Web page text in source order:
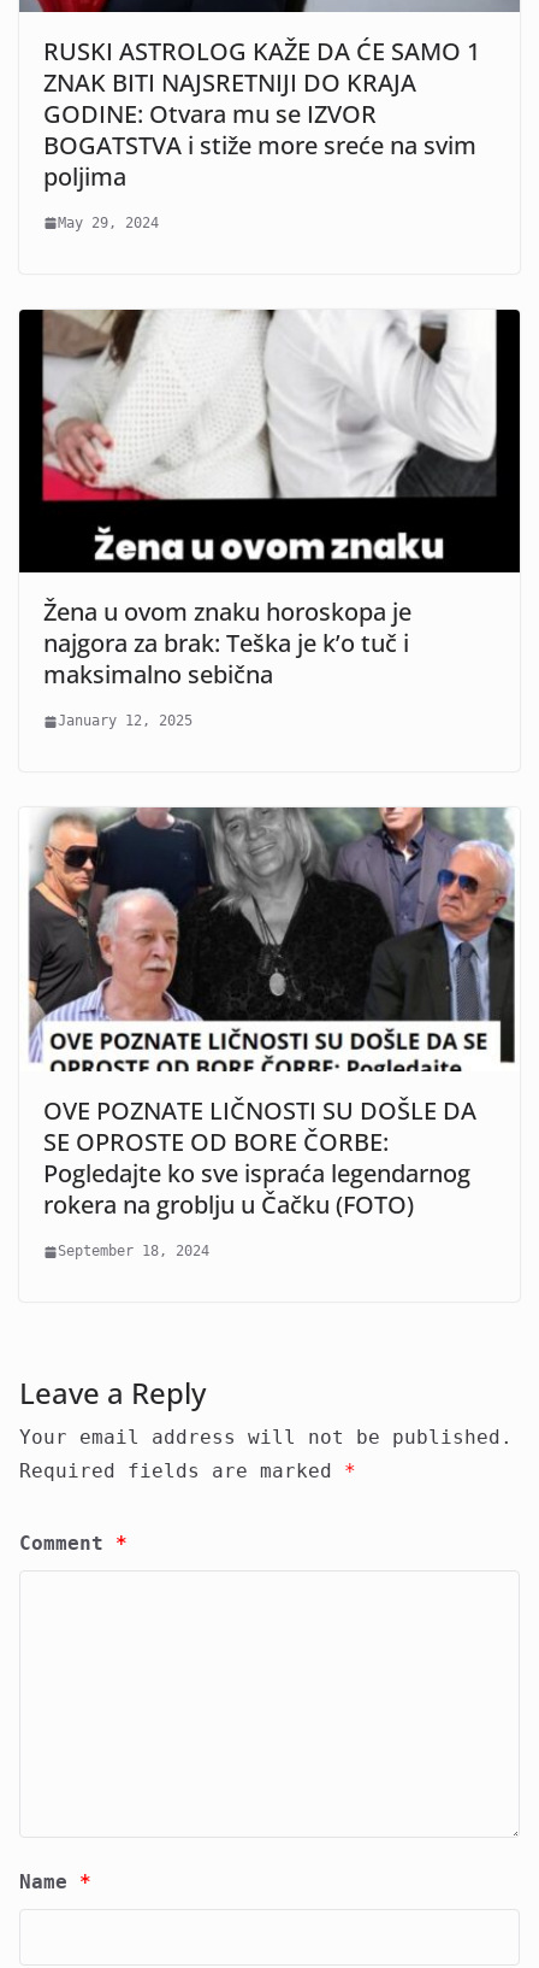
RUSKI ASTROLOG KAŽE DA ĆE SAMO 1
ZNAK BITI NAJSRETNIJI DO KRAJA
GODINE: Otvara mu se IZVOR
BOGATSTVA i stiže more sreće na svim
poljima
May 29, 2024
Žena u ovom znaku horoskopa je
najgora za brak: Teška je k’o tuč i
maksimalno sebična
January 12, 2025
OVE POZNATE LIČNOSTI SU DOŠLE DA
SE OPROSTE OD BORE ČORBE:
Pogledajte ko sve ispraća legendarnog
rokera na groblju u Čačku (FOTO)
September 18, 2024
Leave a Reply
Your email address will not be published.
Required fields are marked *
Comment *
Name *